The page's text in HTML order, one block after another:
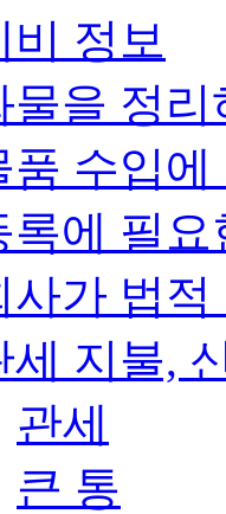
비 정보
물을 정
품 수입
록에 필요
사가 법
세 지불,
관세
큰 통